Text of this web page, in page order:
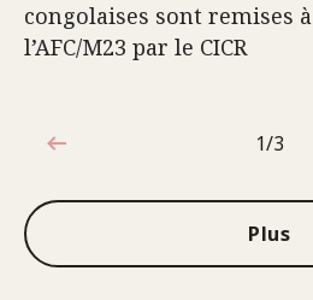
congolaises sont remises à
l’AFC/M23 par le CICR
1sur3
1/3
Plus